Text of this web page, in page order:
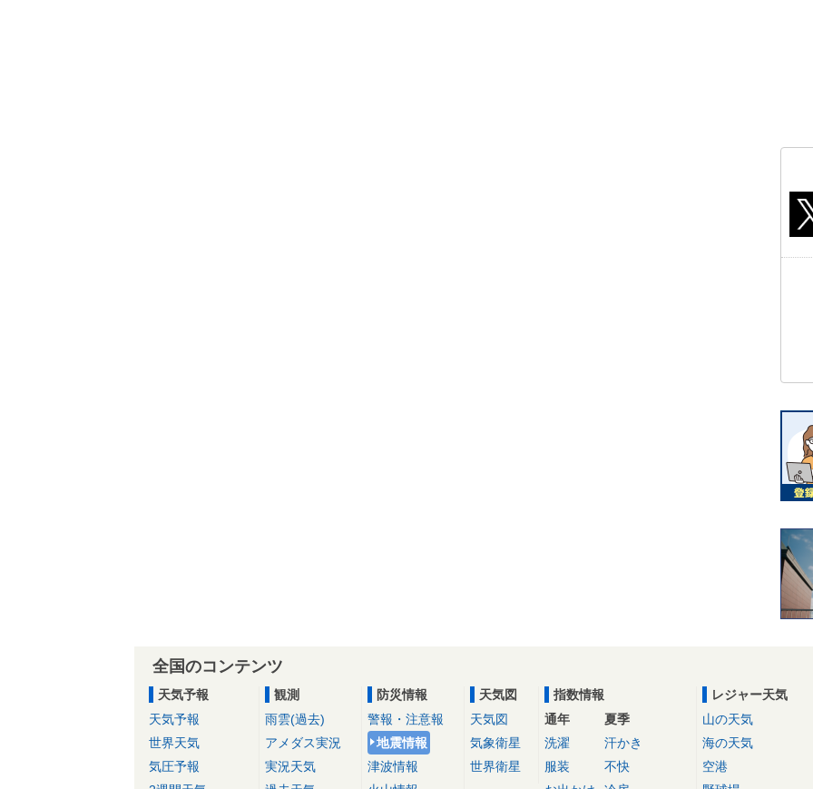
全国のコンテンツ
天気予報
天気予報
世界天気
気圧予報
観測
雨雲(過去)
アメダス実況
実況天気
防災情報
警報・注意報
地震情報
津波情報
天気図
天気図
気象衛星
世界衛星
指数情報
通年
洗濯
服装
夏季
汗かき
不快
レジャー天気
山の天気
海の天気
空港